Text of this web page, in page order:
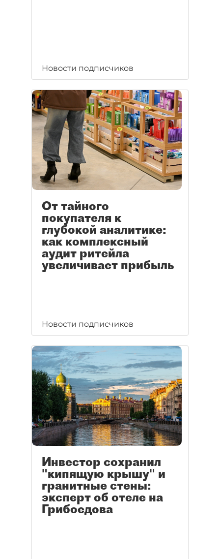
Новости подписчиков
От тайного
покупателя к
глубокой аналитике:
как комплексный
аудит ритейла
увеличивает прибыль
Новости подписчиков
Инвестор сохранил
"кипящую крышу" и
гранитные стены:
эксперт об отеле на
Грибоедова